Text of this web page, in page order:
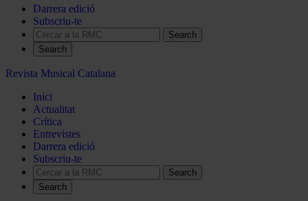
Darrera edició
Subscriu-te
Search
Revista Musical Catalana
Inici
Actualitat
Crítica
Entrevistes
Darrera edició
Subscriu-te
Search